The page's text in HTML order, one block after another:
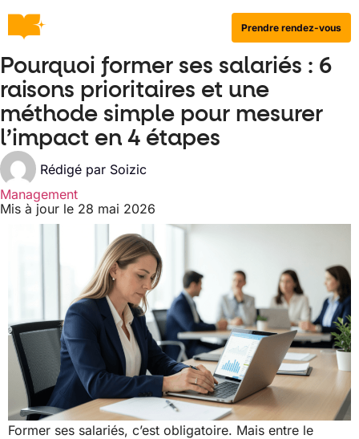
Prendre rendez-vous
Pourquoi former ses salariés : 6
raisons prioritaires et une
méthode simple pour mesurer
l’impact en 4 étapes
Rédigé par Soizic
Management
Mis à jour le 28 mai 2026
Former ses salariés, c’est obligatoire. Mais entre le